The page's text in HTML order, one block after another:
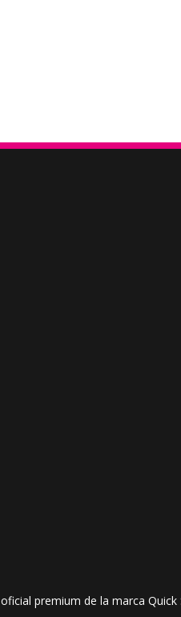
premium de la marca